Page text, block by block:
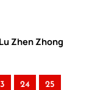
Zhen Zhong
24 25